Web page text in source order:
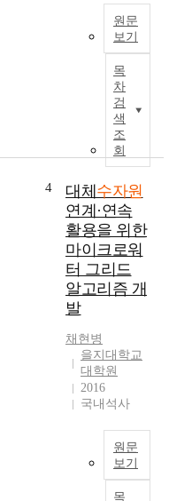
복
r
원문
보기
목
차
검
색
조
회
4 대체 수자원
연계·연속
활용을 위한
마이크로워
터 그리드
알고리즘 개
발
채현병
을지대학교
대학원
2016
국내석사
원문
보기
목